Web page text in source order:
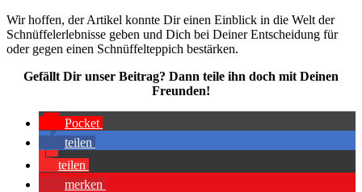
Wir hof­fen, der Arti­kel konn­te Dir einen Ein­blick in die Welt der
Schnüf­fel­er­leb­nis­se geben und Dich bei Dei­ner Ent­schei­dung für
oder gegen einen Schnüf­fel­tep­pich bestär­ken.
Gefällt Dir unser Bei­trag? Dann tei­le ihn doch mit Dei­nen
Freun­den!
Pocket
tei­len
tei­len
mer­ken